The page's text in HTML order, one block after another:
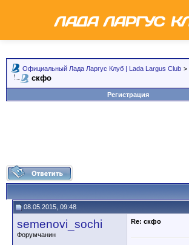
Официальный Лада Ларгус Клуб | Lada Largus Club >
скфо
Регистрация
08.05.2015, 09:48
semenovi_sochi
Форумчанин
Re: скфо